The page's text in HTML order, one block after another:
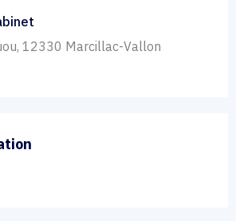
12330 Marcillac-Vallon